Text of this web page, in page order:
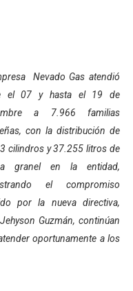
la integración
el Primer Festival de
en el
a casas de abrigo
Lora avanzan hacia el
Venezuela
Nevado Gas atendió
el 07 y hasta el 19 de
a 7.966 familias
con la distribución de
cilindros y 37.255 litros de
granel en la entidad,
el compromiso
por la nueva directiva,
Guzmán, continúan
oportunamente a los